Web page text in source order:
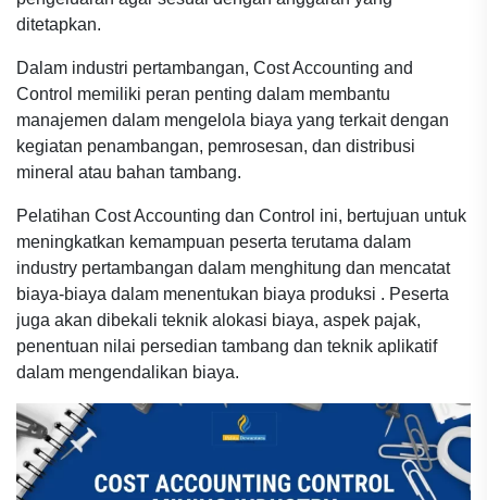
ditetapkan.
Dalam industri pertambangan, Cost Accounting and
Control memiliki peran penting dalam membantu
manajemen dalam mengelola biaya yang terkait dengan
kegiatan penambangan, pemrosesan, dan distribusi
mineral atau bahan tambang.
Pelatihan Cost Accounting dan Control ini, bertujuan untuk
meningkatkan kemampuan peserta terutama dalam
industry pertambangan dalam menghitung dan mencatat
biaya-biaya dalam menentukan biaya produksi . Peserta
juga akan dibekali teknik alokasi biaya, aspek pajak,
penentuan nilai persedian tambang dan teknik aplikatif
dalam mengendalikan biaya.